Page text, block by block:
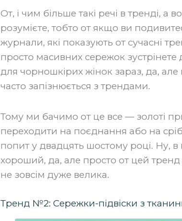
От, і чим більше такі речі в тренді, а
розумієте, тобто от якщо ви
журнали, які показують от сучасні
просто масивних сережок
для чорношкірих жінок зараз, да,
часто запізнюється з трендами.‍
Тому ми бачимо от це все — золоті
переходити на поєднання або на
попит у двадцять шостому році. Ну,
хороший, да, але просто от цей
не зовсім дуже велика.
Тренд №2: Сережки-підвіски з